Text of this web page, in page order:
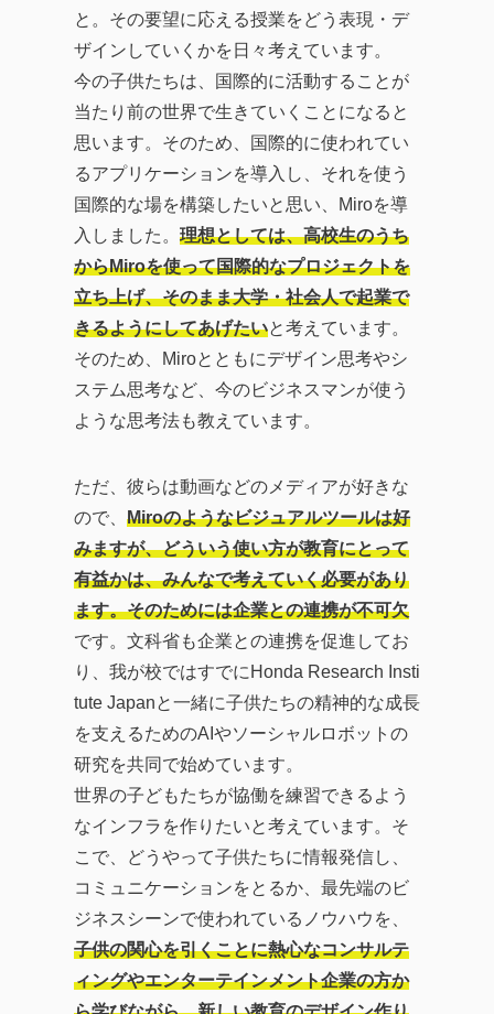
と。その要望に応える授業をどう表現・デ
ザインしていくかを日々考えています。
今の子供たちは、国際的に活動することが
当たり前の世界で生きていくことになると
思います。そのため、国際的に使われてい
るアプリケーションを導入し、それを使う
国際的な場を構築したいと思い、Miroを導
入しました。 理想としては、高校生のうち
からMiroを使って国際的なプロジェクトを
立ち上げ、そのまま大学・社会人で起業で
きるようにしてあげたいと考えています。
そのため、Miroとともにデザイン思考やシ
ステム思考など、今のビジネスマンが使う
ような思考法も教えています。
ただ、彼らは動画などのメディアが好きな
ので、 Miroのようなビジュアルツールは好
みますが、どういう使い方が教育にとって
有益かは、みんなで考えていく必要があり
ます。そのためには企業との連携が不可欠
です。文科省も企業との連携を促進してお
り、我が校ではすでにHonda Research Insti
tute Japanと一緒に子供たちの精神的な成長
を支えるためのAIやソーシャルロボットの
研究を共同で始めています。
世界の子どもたちが協働を練習できるよう
なインフラを作りたいと考えています。そ
こで、どうやって子供たちに情報発信し、
コミュニケーションをとるか、最先端のビ
ジネスシーンで使われているノウハウを、
子供の関心を引くことに熱心なコンサルテ
ィングやエンターテインメント企業の方か